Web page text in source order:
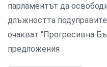
парламентът да
длъжността
очакват “Прогресивна
предложения